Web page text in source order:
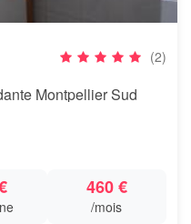
(2)
Montpellier Sud
460 €
/mois